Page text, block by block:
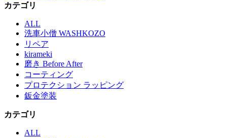
カテゴリ
ALL
洗車小僧 WASHKOZO
リペア
kirameki
磨き Before After
コーティング
プロテクション ラッピング
鈑金塗装
カテゴリ
ALL